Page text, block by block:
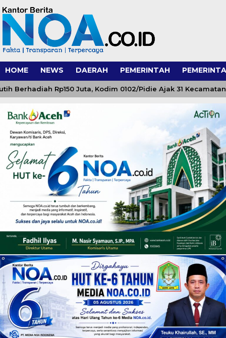
HOME NEWS DAERAH PEMERINTAH
Rp150 Juta, Kodim 0102/Pidie Ajak 31 Kecamatan